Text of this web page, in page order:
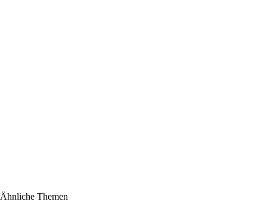
Ähnliche Themen